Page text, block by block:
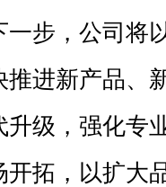
步，公司将
进新产品、
升级，强化专
开拓，以扩大